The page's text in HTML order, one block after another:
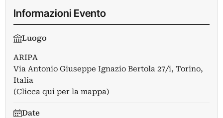
Informazioni Evento
Luogo
ARIPA
Via Antonio Giuseppe Ignazio Bertola 27/i, Torino,
Italia
(Clicca qui per la mappa)
Date